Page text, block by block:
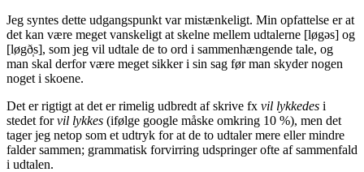
Jeg syntes dette udgangspunkt var mistænkeligt. Min opfattelse er at
det kan være meget vanskeligt at skelne mellem udtalerne [løgəs] og
[løgð̩s], som jeg vil udtale de to ord i sammenhængende tale, og
man skal derfor være meget sikker i sin sag før man skyder nogen
noget i skoene.
Det er rigtigt at det er rimelig udbredt af skrive fx vil lykkedes i
stedet forvil lykkes (ifølge google måske omkring 10 %), men det
tager jeg netop som et udtryk for at de to udtaler mere eller mindre
falder sammen; grammatisk forvirring udspringer ofte af sammenfald
i udtalen.